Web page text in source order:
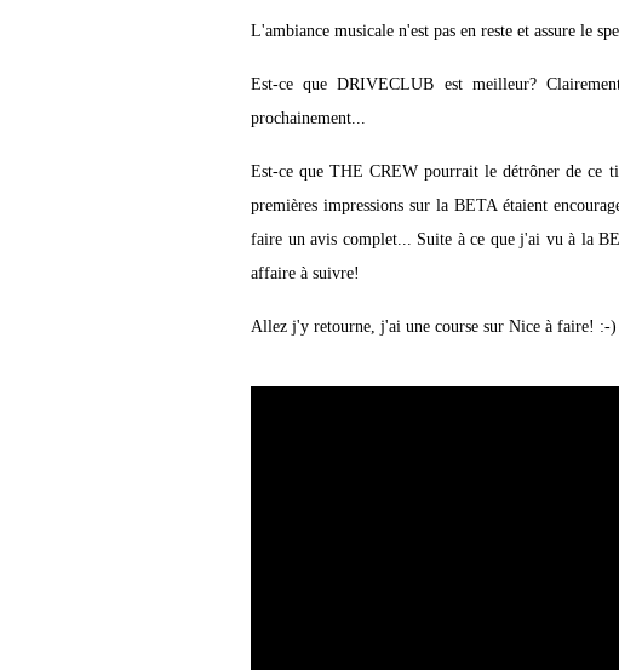
L'ambiance musicale n'est pas en reste et assure le
Est-ce que DRIVECLUB est meilleur?
prochainement...
Est-ce que THE CREW pourrait le détrôner de ce
premières impressions sur la BETA étaient
faire un avis complet... Suite à ce que j'ai vu à la
affaire à suivre!
Allez j'y retourne, j'ai une course sur Nice à faire! :-)